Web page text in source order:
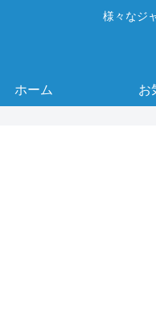
様々なジ
ホーム お